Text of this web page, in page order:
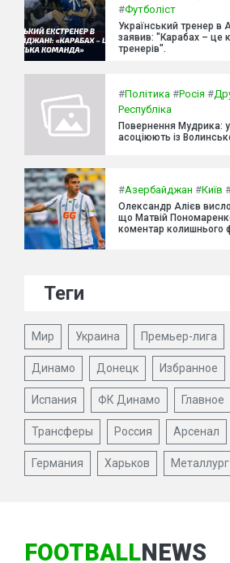
#Футболіст
Український тренер в
заявив: "Карабах – це
тренерів".
#Політика #Росія #
Республіка
Повернення Мудрика:
асоціюють із
#Азербайджан #Київ
Олександр Алієв
що Матвій
коментар колишнього
Теги
Мир Украина Премьер-лига
Динамо Донецк Избранное
Испания ФК Динамо Главное
Трансферы Россия Арсенал
Германия Харьков Металлург
FOOTBALLNEWS